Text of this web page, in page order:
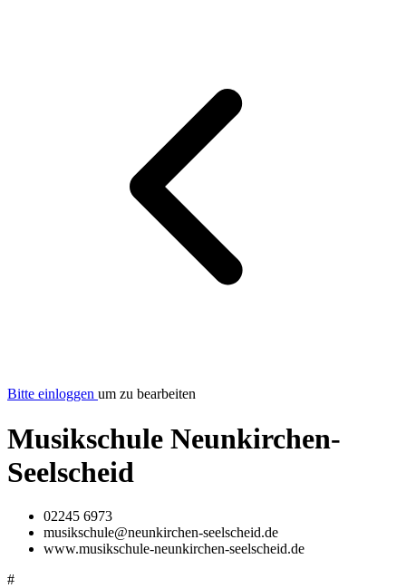
Bitte einloggen um zu bearbeiten
Musikschule Neunkirchen-
Seelscheid
02245 6973
musikschule@neunkirchen-seelscheid.de
www.musikschule-neunkirchen-seelscheid.de
#